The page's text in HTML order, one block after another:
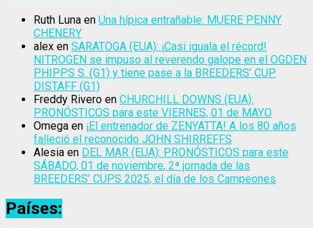
Ruth Luna en Una hípica entrañable: MUERE PENNY
CHENERY
alex en SARATOGA (EUA): ¡Casi iguala el récord!
NITROGEN se impuso al reverendo galope en el OGDEN
PHIPPS S. (G1) y tiene pase a la BREEDERS’ CUP
DISTAFF (G1)
Freddy Rivero en CHURCHILL DOWNS (EUA):
PRONÓSTICOS para este VIERNES, 01 de MAYO
Omega en ¡El entrenador de ZENYATTA! A los 80 años
falleció el reconocido JOHN SHIRREFFS
Alesia en DEL MAR (EUA): PRONÓSTICOS para este
SÁBADO, 01 de noviembre, 2ª jornada de las
BREEDERS’ CUPS 2025, el día de los Campeones
Países: